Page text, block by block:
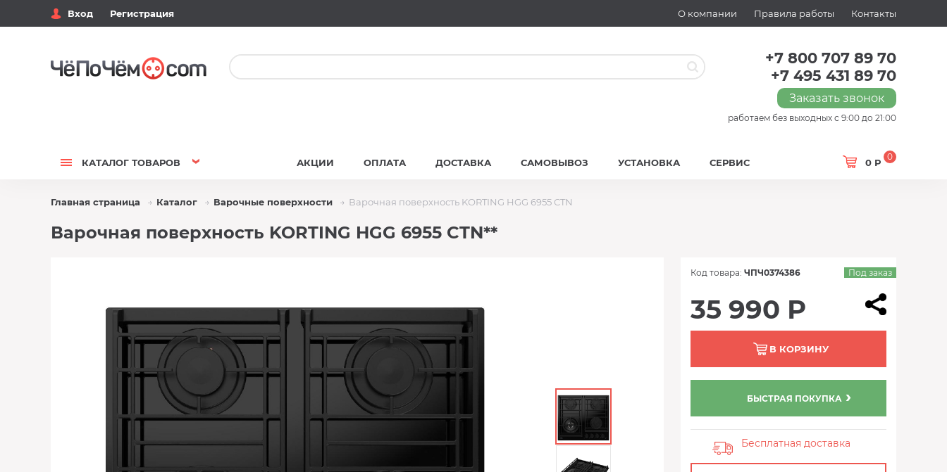
Вход Регистрация О компании Правила работы Контакты
+7 800 707 89 70
+7 495 431 89 70
Заказать звонок
работаем без выходных с 9:00 до 21:00
КАТАЛОГ ТОВАРОВ 0 Р
0
АКЦИИ ОПЛАТА ДОСТАВКА САМОВЫВОЗ УСТАНОВКА СЕРВИС
Главная страница Каталог Варочные поверхности Варочная поверхность KORTING HGG 6955 CTN
Варочная поверхность KORTING HGG 6955 CTN**
Код товара: ЧПЧ0374386 Под заказ
35 990 Р
В КОРЗИНУ
БЫСТРАЯ ПОКУПКА
Бесплатная доставка